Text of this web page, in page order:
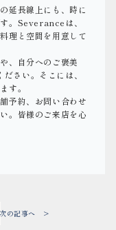
延長線上にも、時に
。Severanceは、
理と空間を用意して
、自分へのご褒美
さい。そこには、
す。
予約、お問い合わせ
。皆様のご来店を心
次の記事へ >